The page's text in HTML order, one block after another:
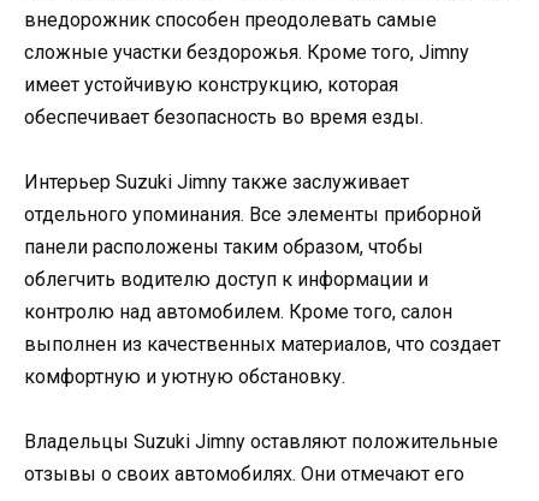
внедорожник способен преодолевать самые
сложные участки бездорожья. Кроме того, Jimny
имеет устойчивую конструкцию, которая
обеспечивает безопасность во время езды.
Интерьер Suzuki Jimny также заслуживает
отдельного упоминания. Все элементы приборной
панели расположены таким образом, чтобы
облегчить водителю доступ к информации и
контролю над автомобилем. Кроме того, салон
выполнен из качественных материалов, что создает
комфортную и уютную обстановку.
Владельцы Suzuki Jimny оставляют положительные
отзывы о своих автомобилях. Они отмечают его